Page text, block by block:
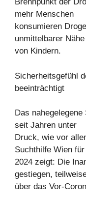
mehr Menschen
konsumieren
unmittelbarer Nähe
von Kindern.
Sicherheitsgefühl
beeinträchtigt
Das
seit Jahren unter
Druck, wie vor
Suchthilfe Wien für
2024 zeigt: Die
gestiegen,
über das Vor-